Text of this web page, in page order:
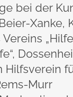
bei der
Xanke,
Vereins
Hilfsverein
Murr